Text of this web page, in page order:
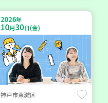
2026年
10月30日(金)
神戸市東灘区